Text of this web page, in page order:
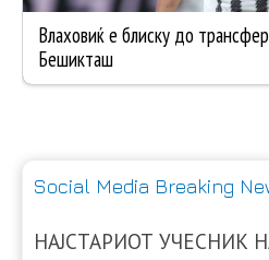
Social Media Breaking
НАЈСТАРИОТ УЧЕСНИК